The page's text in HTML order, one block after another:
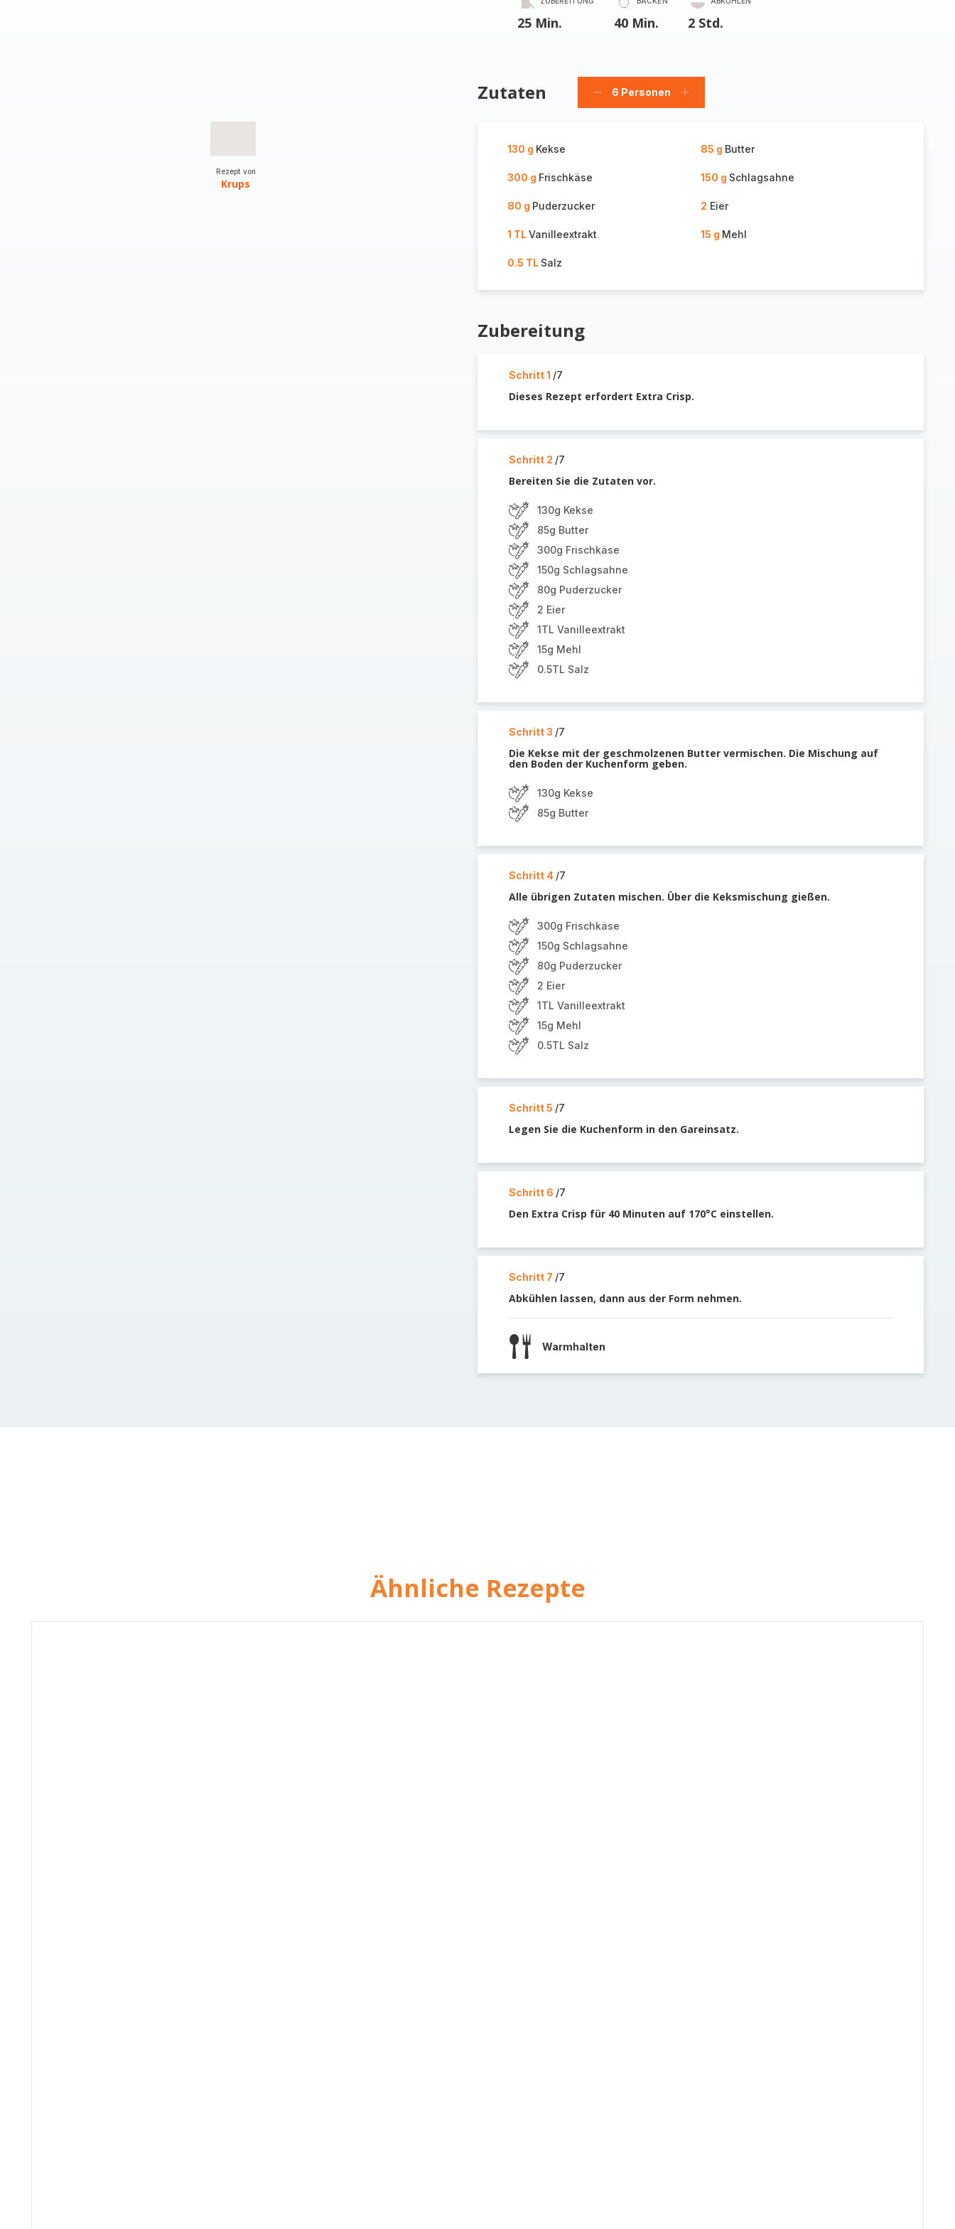
Rezept von
Krups
25 Min. 40 Min. 2 Std.
Zutaten
Personen
6 Personen
Personen
130 g Kekse 85 g Butter
300 g Frischkäse 150 g Schlagsahne
80 g Puderzucker 2 Eier
1 TLVanilleextrakt 15 g Mehl
0.5 TL Salz
Zubereitung
Schritt 1 /7
Dieses Rezept erfordert Extra Crisp.
Schritt 2 /7
Bereiten Sie die Zutaten vor.
130g Kekse
85g Butter
300g Frischkäse
150g Schlagsahne
80g Puderzucker
2 Eier
1TL Vanilleextrakt
15g Mehl
0.5TL Salz
Schritt 3 /7
Die Kekse mit der geschmolzenen Butter vermischen. Die Mischung auf
den Boden der Kuchenform geben.
130g Kekse
85g Butter
Schritt 4 /7
Alle übrigen Zutaten mischen. Über die Keksmischung gießen.
300g Frischkäse
150g Schlagsahne
80g Puderzucker
2 Eier
1TL Vanilleextrakt
15g Mehl
0.5TL Salz
Schritt 5 /7
Legen Sie die Kuchenform in den Gareinsatz.
Schritt 6 /7
Den Extra Crisp für 40 Minuten auf 170°C einstellen.
Schritt 7 /7
Abkühlen lassen, dann aus der Form nehmen.
Warmhalten
Ähnliche Rezepte